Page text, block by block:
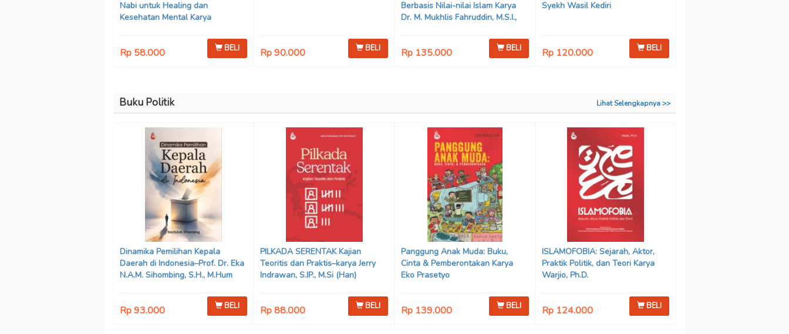
Nabi untuk Healing dan
Kesehatan Mental Karya
Ilham Ramadhan, Lu’lu’atus
Saniyya Fadhila, Avanda Chintya
Rp 58.000 BELI Rp 90.000 BELI
Berbasis Nilai-nilai Islam Karya
Dr. M. Mukhlis Fahruddin, M.S.I.,
Adrenal Stezen, S.H., M.H.
Rp 135.000 BELI
Syekh Wasil Kediri
Rp 120.000 BELI
Buku Politik Lihat Selengkapnya >>
Dinamika Pemilihan Kepala
Daerah di Indonesia–Prof. Dr. Eka
N.A.M. Sihombing, S.H., M.Hum
Rp 93.000 BELI
PILKADA SERENTAK Kajian
Teoritis dan Praktis–karya Jerry
Indrawan, S.IP., M.Si (Han)
Rp 88.000 BELI
Panggung Anak Muda: Buku,
Cinta & Pemberontakan Karya
Eko Prasetyo
Rp 139.000 BELI
ISLAMOFOBIA: Sejarah, Aktor,
Praktik Politik, dan Teori Karya
Warjio, Ph.D.
Rp 124.000 BELI